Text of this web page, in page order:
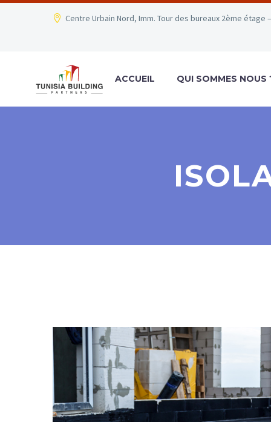
Centre Urbain Nord, Imm. Tour des bureaux 2ème étage
ACCUEIL QUI SOMMES NOUS